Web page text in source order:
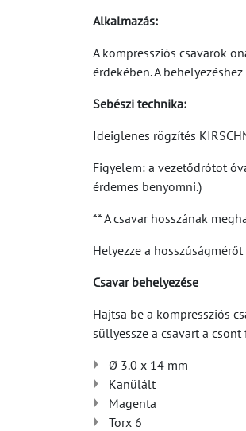
Alkalmazás:
A kompressziós csavarok
érdekében. A
Sebészi technika:
Ideiglenes rögzítés
Figyelem: a vezetődrótot
érdemes benyomni.)
** A csavar hosszának
Helyezze a
Csavar behelyezése
Hajtsa be a kompressziós
süllyessze a csavart a
Ø 3.0 x 14 mm
Kanülált
Magenta
Torx 6